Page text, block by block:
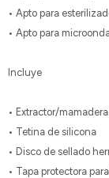
• Apto para
• Apto para
Incluye
• Extractor/
• Tetina de silicona
• Disco de sellado
• Tapa protectora